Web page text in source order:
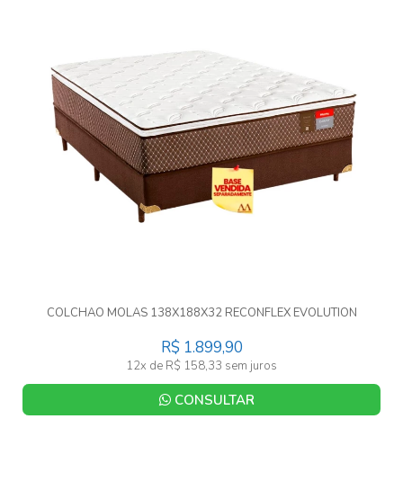
COLCHAO MOLAS 138X188X32 RECONFLEX EVOLUTION
R$ 1.899,90
12x de R$ 158,33 sem juros
CONSULTAR